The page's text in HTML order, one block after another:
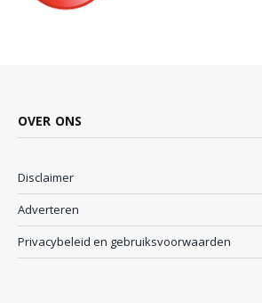
OVER ONS
Disclaimer
Adverteren
Privacybeleid en gebruiksvoorwaarden